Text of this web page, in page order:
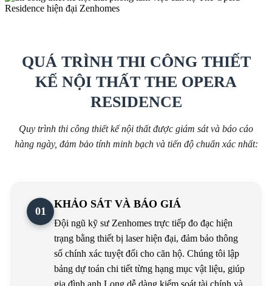
QUÁ TRÌNH THI CÔNG THIẾT
KẾ NỘI THẤT THE OPERA
RESIDENCE
Quy trình thi công thiết kế nội thất được giám sát và báo cáo
hàng ngày, đảm bảo tính minh bạch và tiến độ chuẩn xác nhất:
01
KHẢO SÁT VÀ BÁO GIÁ
Đội ngũ kỹ sư Zenhomes trực tiếp đo đạc hiện
trạng bằng thiết bị laser hiện đại, đảm bảo thông
số chính xác tuyệt đối cho căn hộ. Chúng tôi lập
bảng dự toán chi tiết từng hạng mục vật liệu, giúp
gia đình anh Long dễ dàng kiểm soát tài chính và